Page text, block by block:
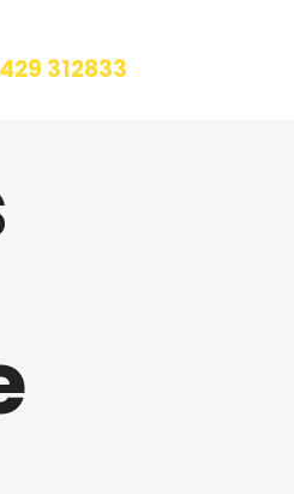
312833